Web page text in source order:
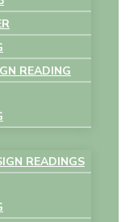
READING
READINGS